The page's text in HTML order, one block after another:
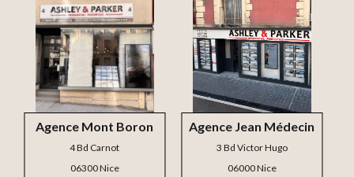
Agence Jean Médecin
3 Bd Victor Hugo
06000 Nice
Agence Mont Boron
4 Bd Carnot
06300 Nice